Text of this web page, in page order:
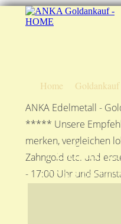
Home Goldankauf
ANKA Edelmetall -
***** Unsere
merken, vergleichen
Zahngold etc. und
- 17:00 Uhr und
ANKA